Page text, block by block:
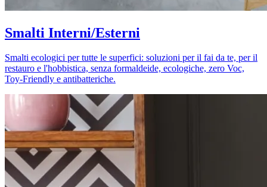
Smalti Interni/Esterni
Smalti ecologici per tutte le superfici: soluzioni per il fai da te, per il
restauro e l'hobbistica, senza formaldeide, ecologiche, zero Voc,
Toy-Friendly e antibatteriche.